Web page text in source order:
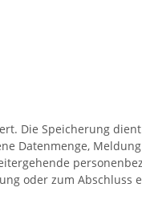
Die Speicherung
Datenmenge,
oder zum Abschluss